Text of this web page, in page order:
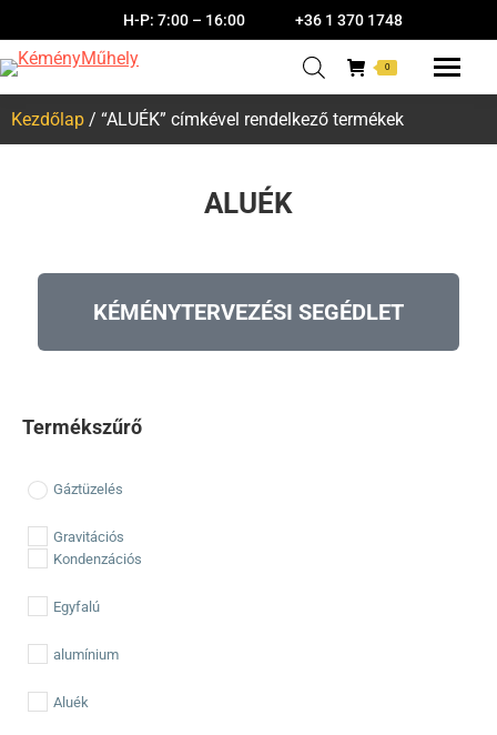
H-P: 7:00 – 16:00 +36 1 370 1748
0
Kezdőlap / “ALUÉK” címkével rendelkező termékek
ALUÉK
KÉMÉNYTERVEZÉSI SEGÉDLET
Termékszűrő
Gáztüzelés
Gravitációs
Kondenzációs
Egyfalú
alumínium
Aluék